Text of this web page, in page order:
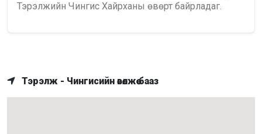
Тэрэлжийн Чингис Хайрханы өвөрт байрладаг.
Тэрэлж - Чингисийн өвөлжөө бааз